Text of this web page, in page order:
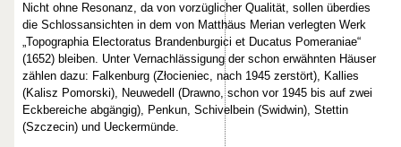
Nicht ohne Resonanz, da von vorzüglicher Qualität, sollen überdies
die Schlossansichten in dem von Matthäus Merian verlegten Werk
„Topographia Electoratus Brandenburgici et Ducatus Pomeraniae“
(1652) bleiben. Unter Vernachlässigung der schon erwähnten Häuser
zählen dazu: Falkenburg (Złocieniec, nach 1945 zerstört), Kallies
(Kalisz Pomorski), Neuwedell (Drawno, schon vor 1945 bis auf zwei
Eckbereiche abgängig), Penkun, Schivelbein (Swidwin), Stettin
(Szczecin) und Ueckermünde.